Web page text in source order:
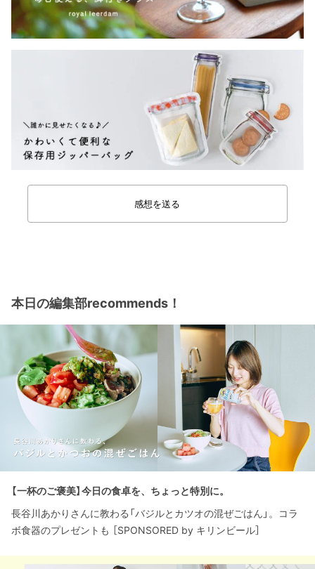
感想を送る
本日の編集部recommends！
【一杯のご褒美】今日の食卓を、ちょっと特別に。
長谷川あかりさんに教わる「バジルとカツオの混ぜごはん」。コラ
ボ食器のプレゼントも ［SPONSORED by キリンビール］